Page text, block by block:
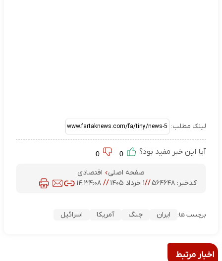
لینک مطلب:
آیا این خبر مفید بود؟
صفحه اصلی
اقتصادی
کدخبر: ۵۶۴۶۴۸ //۱ خرداد ۱۴۰۵ // ۱۴:۳۴:۰۸
برچسب ها: ایران جنگ آمریکا اسرائیل
اخبار مرتبط